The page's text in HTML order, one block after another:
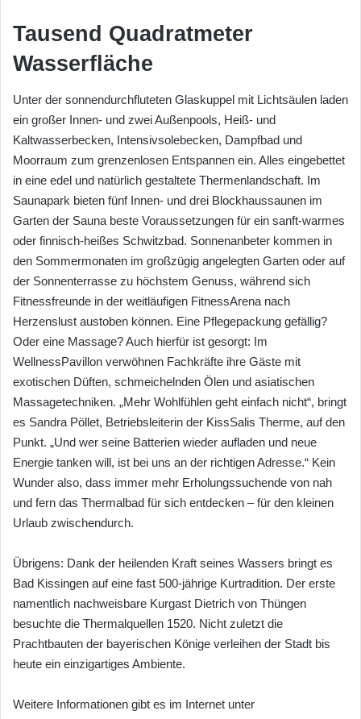
Tausend Quadratmeter
Wasserfläche
Unter der sonnendurchfluteten Glaskuppel mit Lichtsäulen laden
ein großer Innen- und zwei Außenpools, Heiß- und
Kaltwasserbecken, Intensivsolebecken, Dampfbad und
Moorraum zum grenzenlosen Entspannen ein. Alles eingebettet
in eine edel und natürlich gestaltete Thermenlandschaft. Im
Saunapark bieten fünf Innen- und drei Blockhaussaunen im
Garten der Sauna beste Voraussetzungen für ein sanft-warmes
oder finnisch-heißes Schwitzbad. Sonnenanbeter kommen in
den Sommermonaten im großzügig angelegten Garten oder auf
der Sonnenterrasse zu höchstem Genuss, während sich
Fitnessfreunde in der weitläufigen FitnessArena nach
Herzenslust austoben können. Eine Pflegepackung gefällig?
Oder eine Massage? Auch hierfür ist gesorgt: Im
WellnessPavillon verwöhnen Fachkräfte ihre Gäste mit
exotischen Düften, schmeichelnden Ölen und asiatischen
Massagetechniken. „Mehr Wohlfühlen geht einfach nicht“, bringt
es Sandra Pöllet, Betriebsleiterin der KissSalis Therme, auf den
Punkt. „Und wer seine Batterien wieder aufladen und neue
Energie tanken will, ist bei uns an der richtigen Adresse.“ Kein
Wunder also, dass immer mehr Erholungssuchende von nah
und fern das Thermalbad für sich entdecken – für den kleinen
Urlaub zwischendurch.
Übrigens: Dank der heilenden Kraft seines Wassers bringt es
Bad Kissingen auf eine fast 500-jährige Kurtradition. Der erste
namentlich nachweisbare Kurgast Dietrich von Thüngen
besuchte die Thermalquellen 1520. Nicht zuletzt die
Prachtbauten der bayerischen Könige verleihen der Stadt bis
heute ein einzigartiges Ambiente.
Weitere Informationen gibt es im Internet unter